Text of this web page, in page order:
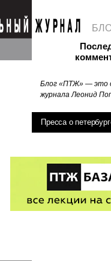
Блог «ПТЖ» — это
журнала Леонид
Пресса о